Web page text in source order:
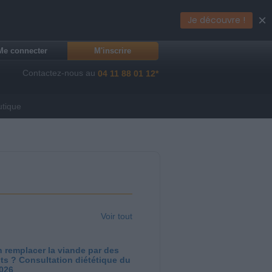
connecter M'inscrire
Contactez-nous au 04 11 88 01 12*
Voir tout
remplacer la viande par des
? Consultation diététique du
Je découvre ! ×